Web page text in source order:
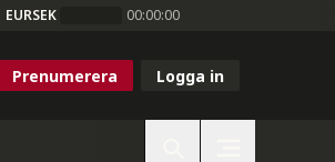
EURSEK 00:00:00
Prenumerera Logga in